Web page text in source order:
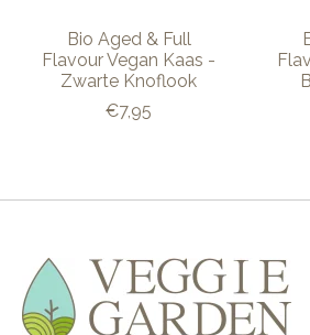
Bio Aged & Full
Flavour Vegan Kaas -
Zwarte Knoflook
€7,95